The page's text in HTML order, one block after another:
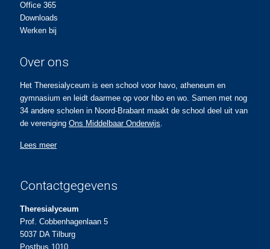
Office 365
Downloads
Werken bij
Over ons
Het Theresialyceum is een school voor havo, atheneum en
gymnasium en leidt daarmee op voor hbo en wo. Samen met nog
34 andere scholen in Noord-Brabant maakt de school deel uit van
de vereniging Ons Middelbaar Onderwijs.
Lees meer
Contactgegevens
Theresialyceum
Prof. Cobbenhagenlaan 5
5037 DA Tilburg
Postbus 1010